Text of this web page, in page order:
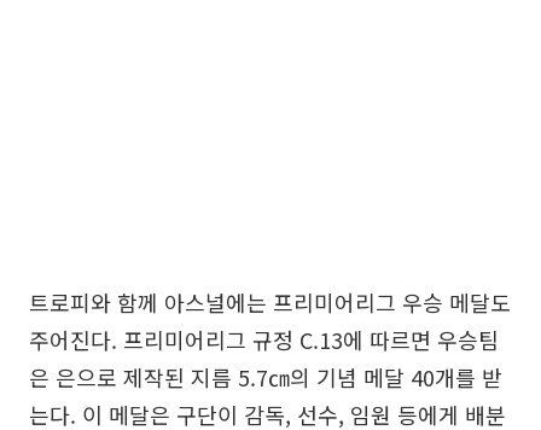
트로피와 함께 아스널에는 프리미어리그 우승 메달도
주어진다. 프리미어리그 규정 C.13에 따르면 우승팀
은 은으로 제작된 지름 5.7㎝의 기념 메달 40개를 받
는다. 이 메달은 구단이 감독, 선수, 임원 등에게 배분